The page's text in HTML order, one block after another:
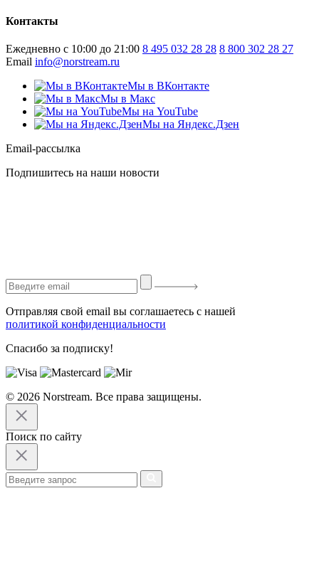
Контакты
Ежедневно с 10:00 до 21:00 8 495 032 28 28 8 800 302 28 27
Email info@norstream.ru
Мы в ВКонтакте
Мы в Макс
Мы на YouTube
Мы на Яндекс.Дзен
Email-рассылка
Подпишитесь на наши новости
Отправляя свой email вы соглашаетесь с нашей
политикой конфиденциальности
Спасибо за подписку!
© 2026 Norstream. Все права защищены.
Поиск по сайту